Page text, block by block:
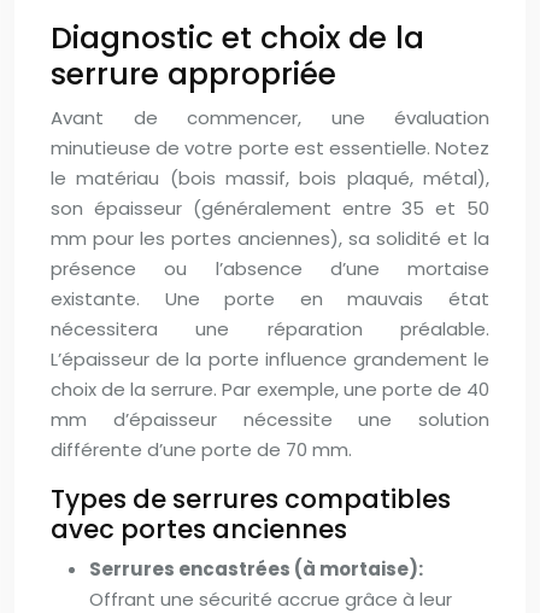
Diagnostic et choix de la
serrure appropriée
Avant de commencer, une évaluation
minutieuse de votre porte est essentielle. Notez
le matériau (bois massif, bois plaqué, métal),
son épaisseur (généralement entre 35 et 50
mm pour les portes anciennes), sa solidité et la
présence ou l’absence d’une mortaise
existante. Une porte en mauvais état
nécessitera une réparation préalable.
L’épaisseur de la porte influence grandement le
choix de la serrure. Par exemple, une porte de 40
mm d’épaisseur nécessite une solution
différente d’une porte de 70 mm.
Types de serrures compatibles
avec portes anciennes
Serrures encastrées (à mortaise):
Offrant une sécurité accrue grâce à leur